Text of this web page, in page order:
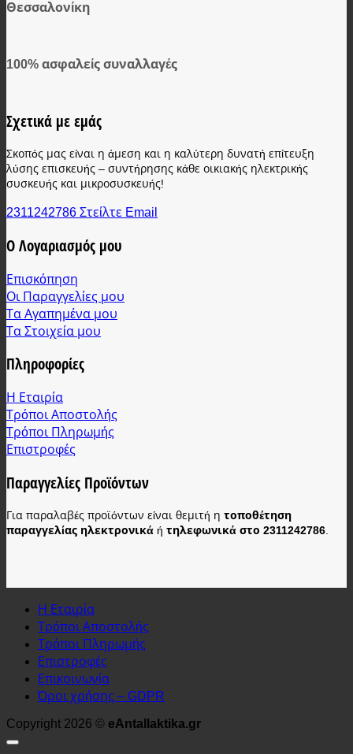
Θεσσαλονίκη
100% ασφαλείς συναλλαγές
Σχετικά με εμάς
Σκοπός μας είναι η άμεση και η καλύτερη δυνατή επίτευξη
λύσης επισκευής – συντήρησης κάθε οικιακής ηλεκτρικής
συσκευής και μικροσυσκευής!
2311242786 Στείλτε Email
Ο Λογαριασμός μου
Επισκόπηση
Οι Παραγγελίες μου
Τα Αγαπημένα μου
Τα Στοιχεία μου
Πληροφορίες
Η Εταιρία
Τρόποι Αποστολής
Τρόποι Πληρωμής
Επιστροφές
Παραγγελίες Προϊόντων
Για παραλαβές προϊόντων είναι θεμιτή η τοποθέτηση
παραγγελίας ηλεκτρονικά ή τηλεφωνικά στο 2311242786
Η Εταιρία
Τρόποι Αποστολής
Τρόποι Πληρωμής
Επιστροφές
Επικοινωνία
Όροι χρήσης – GDPR
Copyright 2026 © eAntallaktika.gr